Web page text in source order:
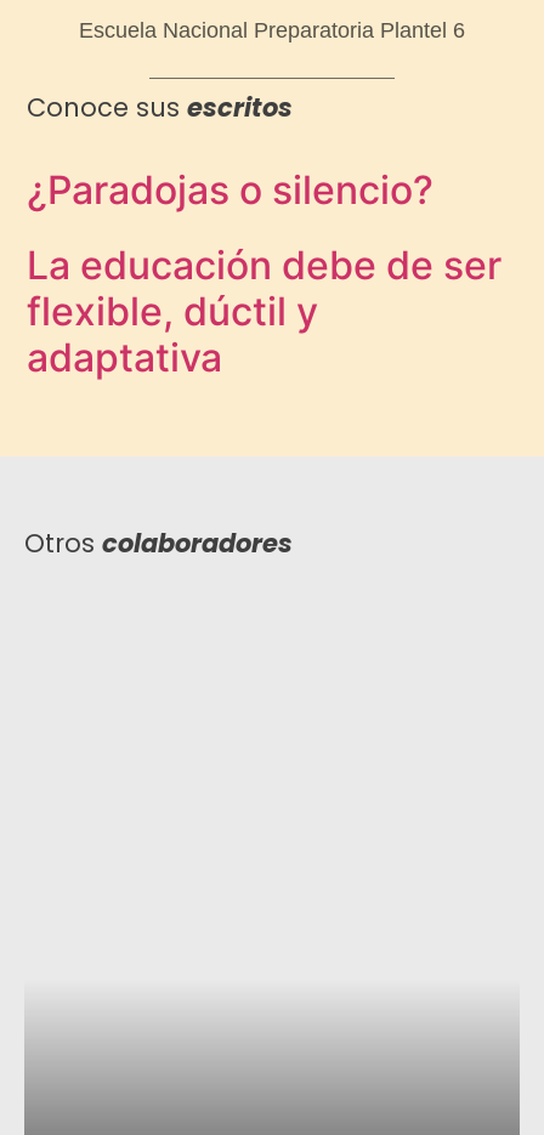
Escuela Nacional Preparatoria Plantel 6
Conoce susescritos
¿Paradojas o silencio?
La educación debe de ser
flexible, dúctil y
adaptativa
Otros colaboradores